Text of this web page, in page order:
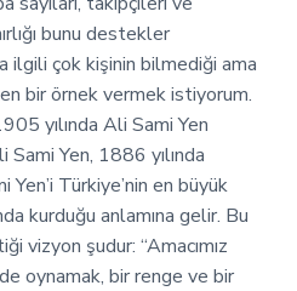
bunu destekler
ilgili çok kişinin bilmediği ama
bir örnek vermek istiyorum.
yılında Ali Sami Yen
Yen, 1886 yılında
Türkiye’nin en büyük
kurduğu anlamına gelir. Bu
vizyon şudur: “Amacımız
oynamak, bir renge ve bir